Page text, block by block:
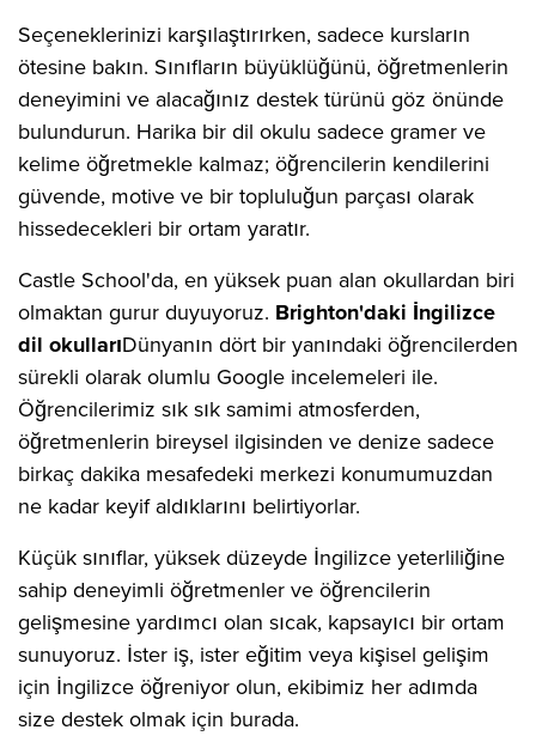
Seçeneklerinizi karşılaştırırken, sadece kursların
ötesine bakın. Sınıfların büyüklüğünü, öğretmenlerin
deneyimini ve alacağınız destek türünü göz önünde
bulundurun. Harika bir dil okulu sadece gramer ve
kelime öğretmekle kalmaz; öğrencilerin kendilerini
güvende, motive ve bir topluluğun parçası olarak
hissedecekleri bir ortam yaratır.
Castle School'da, en yüksek puan alan okullardan biri
olmaktan gurur duyuyoruz. Brighton'daki İngilizce
dil okullarıDünyanın dört bir yanındaki öğrencilerden
sürekli olarak olumlu Google incelemeleri ile.
Öğrencilerimiz sık sık samimi atmosferden,
öğretmenlerin bireysel ilgisinden ve denize sadece
birkaç dakika mesafedeki merkezi konumumuzdan
ne kadar keyif aldıklarını belirtiyorlar.
Küçük sınıflar, yüksek düzeyde İngilizce yeterliliğine
sahip deneyimli öğretmenler ve öğrencilerin
gelişmesine yardımcı olan sıcak, kapsayıcı bir ortam
sunuyoruz. İster iş, ister eğitim veya kişisel gelişim
için İngilizce öğreniyor olun, ekibimiz her adımda
size destek olmak için burada.